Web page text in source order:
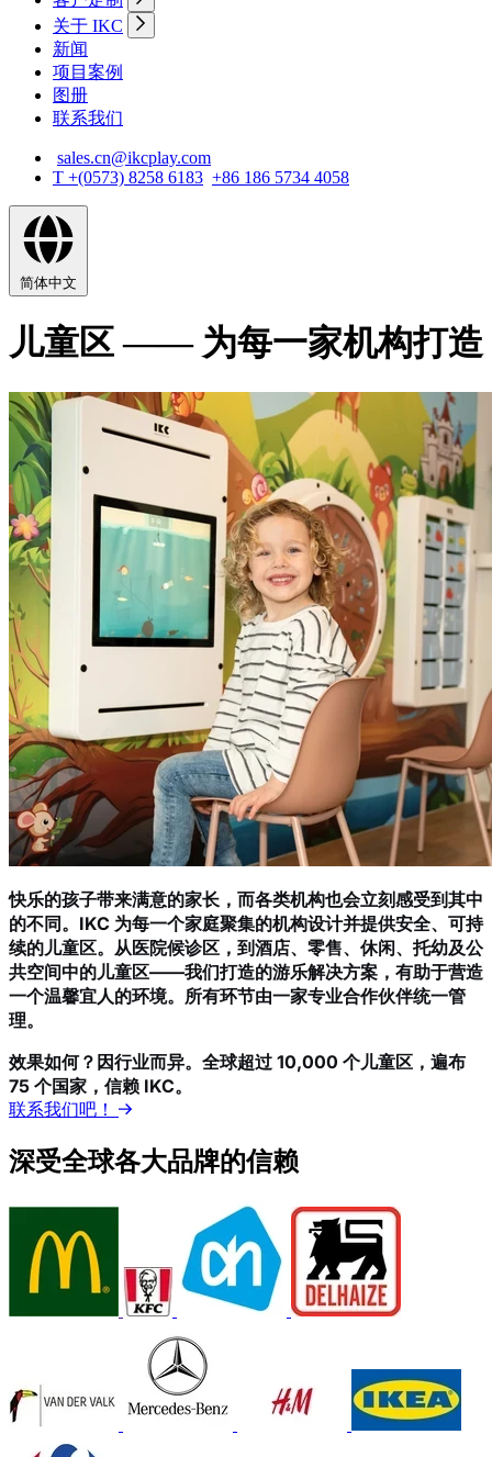
关于 IKC
新闻
项目案例
图册
联系我们
sales.cn@ikcplay.com
T +(0573) 8258 6183 +86 186 5734 4058
简体中文
儿童区 —— 为每一家机构打造
快乐的孩子带来满意的家长，而各类机构也会立刻感受到其中
的不同。IKC 为每一个家庭聚集的机构设计并提供安全、可持
续的儿童区。从医院候诊区，到酒店、零售、休闲、托幼及公
共空间中的儿童区——我们打造的游乐解决方案，有助于营造
一个温馨宜人的环境。所有环节由一家专业合作伙伴统一管
理。
效果如何？因行业而异。全球超过 10,000 个儿童区，遍布
75 个国家，信赖 IKC。
联系我们吧！
深受全球各大品牌的信赖